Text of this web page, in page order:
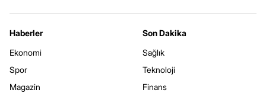
Haberler
Ekonomi
Spor
Magazin
Son Dakika
Sağlık
Teknoloji
Finans